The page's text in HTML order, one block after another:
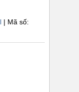
| Mã số: